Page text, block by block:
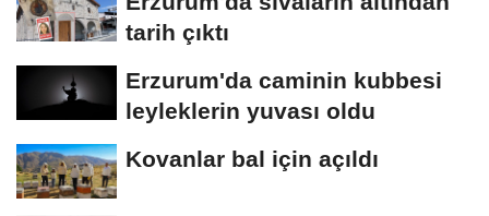
tarih çıktı
Erzurum'da caminin kubbesi
leyleklerin yuvası oldu
Kovanlar bal için açıldı